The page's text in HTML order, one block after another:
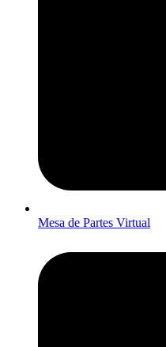
Mesa de Partes Virtual